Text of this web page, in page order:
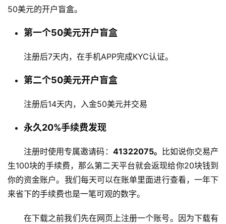
50美元的开户盲盒。
第一个50美元开户盲盒
注册后7天内，在手机APP完成KYC认证。
第二个50美元开户盲盒
注册后14天内，入金50美元并交易
永久20%手续费发现
注册时使用专属邀请码： 41322075。
比如说你交易产
生100块的手续费，那么第二天平台就会返现给你20块钱到
你的资金账户。我们每天可以在账单里面进行查看，一年下
来省下的手续费也是一笔可观的数字。
在下载之前我们先在网页上注册一个账号。因为下载有